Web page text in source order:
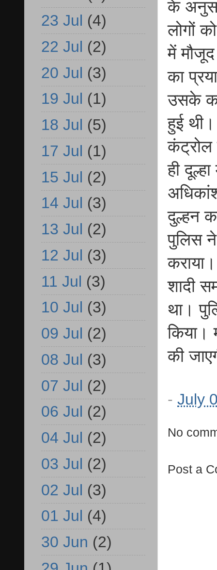
के
लोगों
में
का
उसके
हुई
ही
दुल्हन
पुलिस ने
शादी
था।
किया।
की
- July
No
Post a
23 Jul (4)
22 Jul (2)
20 Jul (3)
19 Jul (1)
18 Jul (5)
17 Jul (1)
15 Jul (2)
14 Jul (3)
13 Jul (2)
12 Jul (3)
11 Jul (3)
10 Jul (3)
09 Jul (2)
08 Jul (3)
07 Jul (2)
06 Jul (2)
04 Jul (2)
03 Jul (2)
02 Jul (3)
01 Jul (4)
30 Jun (2)